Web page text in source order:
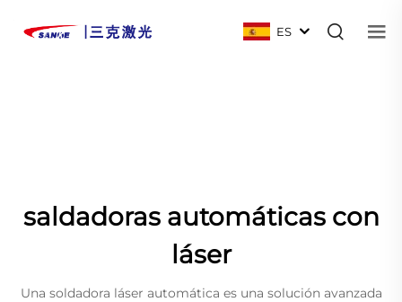
ES
saldadoras automáticas con
láser
Una soldadora láser automática es una solución avanzada